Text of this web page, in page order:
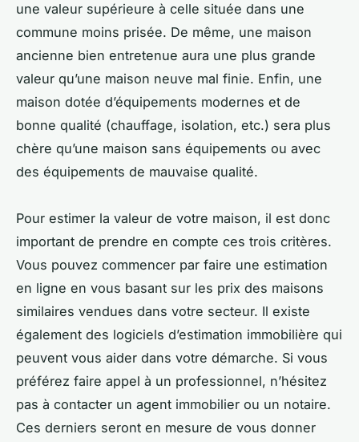
une valeur supérieure à celle située dans une
commune moins prisée. De même, une maison
ancienne bien entretenue aura une plus grande
valeur qu’une maison neuve mal finie. Enfin, une
maison dotée d’équipements modernes et de
bonne qualité (chauffage, isolation, etc.) sera plus
chère qu’une maison sans équipements ou avec
des équipements de mauvaise qualité.
Pour estimer la valeur de votre maison, il est donc
important de prendre en compte ces trois critères.
Vous pouvez commencer par faire une estimation
en ligne en vous basant sur les prix des maisons
similaires vendues dans votre secteur. Il existe
également des logiciels d’estimation immobilière qui
peuvent vous aider dans votre démarche. Si vous
préférez faire appel à un professionnel, n’hésitez
pas à contacter un agent immobilier ou un notaire.
Ces derniers seront en mesure de vous donner